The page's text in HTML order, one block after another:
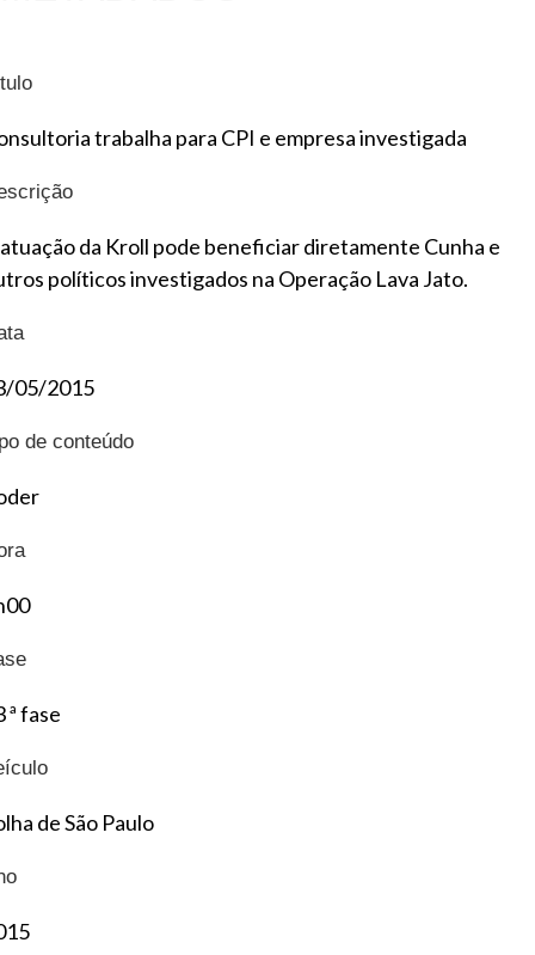
trabalha para CPI e empresa investigada
da Kroll pode beneficiar diretamente Cunha e
políticos investigados na Operação Lava Jato.
05/2015
de conteúdo
ª fase
de São Paulo